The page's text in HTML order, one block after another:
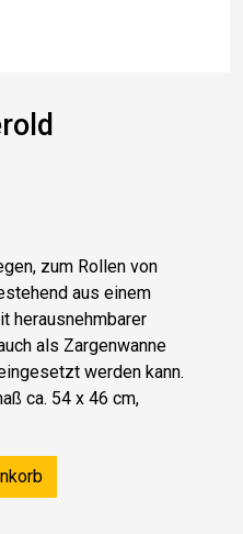
zum Rollen von
aus einem
herausnehmbarer
als Zargenwanne
werden kann.
ca. 54 x 46 cm,